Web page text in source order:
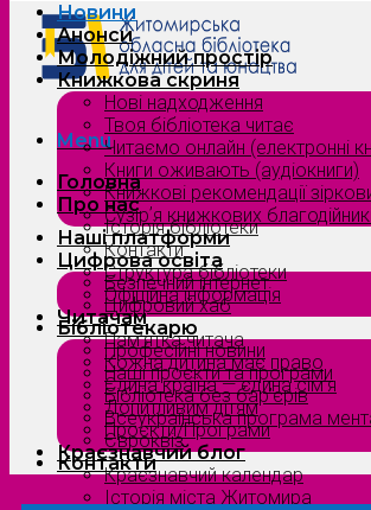
Menu
Головна
Про нас
Історія бібліотеки
Контакти
Структура бібліотеки
Офіційна інформація
Читачам
Пам’ятка читача
Кожна дитина має право
Єдина країна — єдина сім’я
Допитливим дітям
Проєкти/Програми
Краєзнавчий блог
Краєзнавчий календар
Історія міста Житомира
Новини
Анонси
Молодіжний простір
Книжкова скриня
Нові надходження
Твоя бібліотека читає
Читаємо онлайн (електронні
Книги оживають (аудіокниги)
Книжкові рекомендації
Сузірʼя книжкових
Наші платформи
Цифрова освіта
Безпечний інтернет
Цифровий хаб
Бібліотекарю
Професійні новини
Наші проєкти та програми
Бібліотека без бар’єрів
Всеукраїнська програма
Євроквіз
Контакти